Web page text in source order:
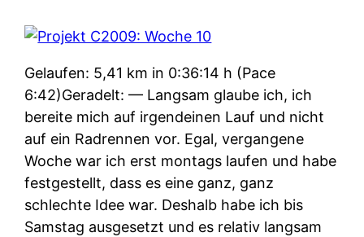
Gelaufen: 5,41 km in 0:36:14 h (Pace
6:42)Geradelt: — Langsam glaube ich, ich
bereite mich auf irgendeinen Lauf und nicht
auf ein Radrennen vor. Egal, vergangene
Woche war ich erst montags laufen und habe
festgestellt, dass es eine ganz, ganz
schlechte Idee war. Deshalb habe ich bis
Samstag ausgesetzt und es relativ langsam